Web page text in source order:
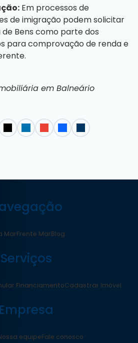
Em processos de
de imigração podem solicitar
Bens como parte dos
para comprovação de renda e
em Balneário
MarFrente MarBlog
Serviços
FinanciamentoCadastrar Imóvel
Empresa
equipeFale conosco